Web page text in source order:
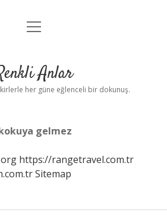
Anasayfa
Yasal Uyarı
menüyü
Anlar
her güne eğlenceli bir dokunuş.
gelmez
https://rangetravel.com.tr
Sitemap